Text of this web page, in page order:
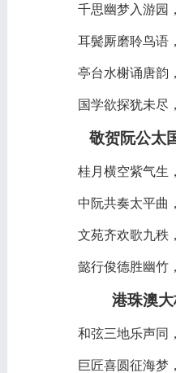
千思幽梦入游园
耳鬓厮磨聆鸟语
亭台水榭诵唐韵
国学欲探犹未尽
敬贺阮公太
桂月横空紫气生
中阮共奏太平曲
文苑齐欢歌九秩
懿行俊德胜幽竹
港珠澳
和弦三地乐声同
巨匠喜圆征海梦